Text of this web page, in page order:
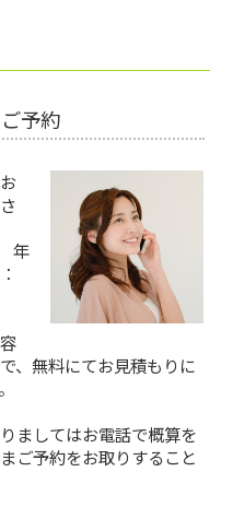
予約
年
、無料にてお見積もりに
ましてはお電話で概算を
ご予約をお取りすること